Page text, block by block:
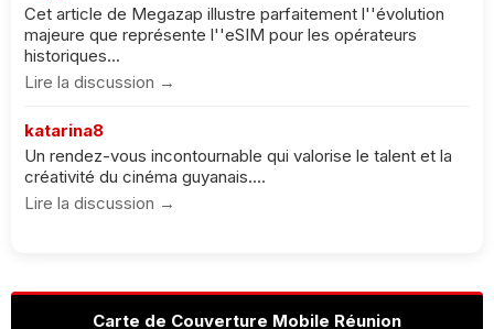
Cet article de Megazap illustre parfaitement l''évolution
majeure que représente l''eSIM pour les opérateurs
historiques...
Lire la discussion →
katarina8
Un rendez-vous incontournable qui valorise le talent et la
créativité du cinéma guyanais....
Lire la discussion →
Carte de Couverture Mobile Réunion